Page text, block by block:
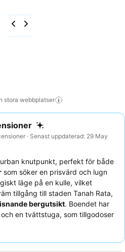
stora webbplatser
· Senast uppdaterad: 29 May
knutpunkt, perfekt för både
som söker en prisvärd och lugn
läge på en kulle, vilket
tillgång till staden Tanah Rata,
bergutsikt. Boendet har
och en tvättstuga, som tillgodoser
bemötande